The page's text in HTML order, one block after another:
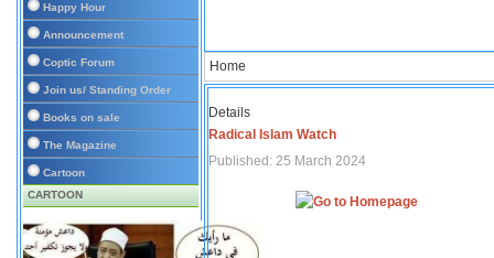
Happy Hour
Announcement
Coptic Forum
Join us/ Standing Order
Books on sale
The Magazine
Cartoon
CARTOON
Home
Details
Radical Islam Watch
Published: 25 March 2024